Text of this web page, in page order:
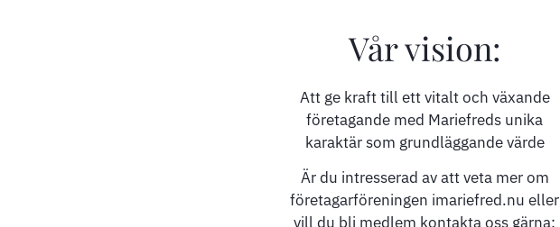
Vår vision:
Att ge kraft till ett vitalt och växande
företagande med Mariefreds unika
karaktär som grundläggande värde
Är du intresserad av att veta mer om
företagarföreningen imariefred.nu eller
vill du bli medlem kontakta oss gärna: